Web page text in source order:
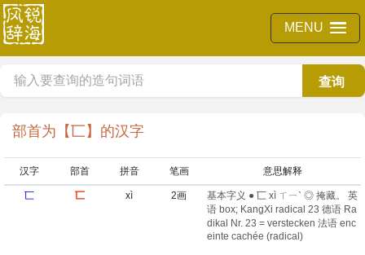
MENU
查询
部首为【匸】的汉字
汉字 部首 拼音 笔画 意思解释
匸 匸 xì 2画
基本字义 ● 匸 xì ㄒㄧˋ ◎ 掩藏。 英
语 box; KangXi radical 23 德语 Ra
dikal Nr. 23 = verstecken 法语 enc
einte cachée (radical)​